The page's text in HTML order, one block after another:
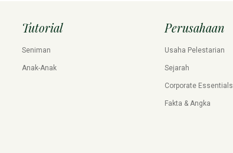
Tutorial
Seniman
Anak-Anak
Perusahaan
Usaha Pelestarian
Sejarah
Corporate Essentials
Fakta & Angka